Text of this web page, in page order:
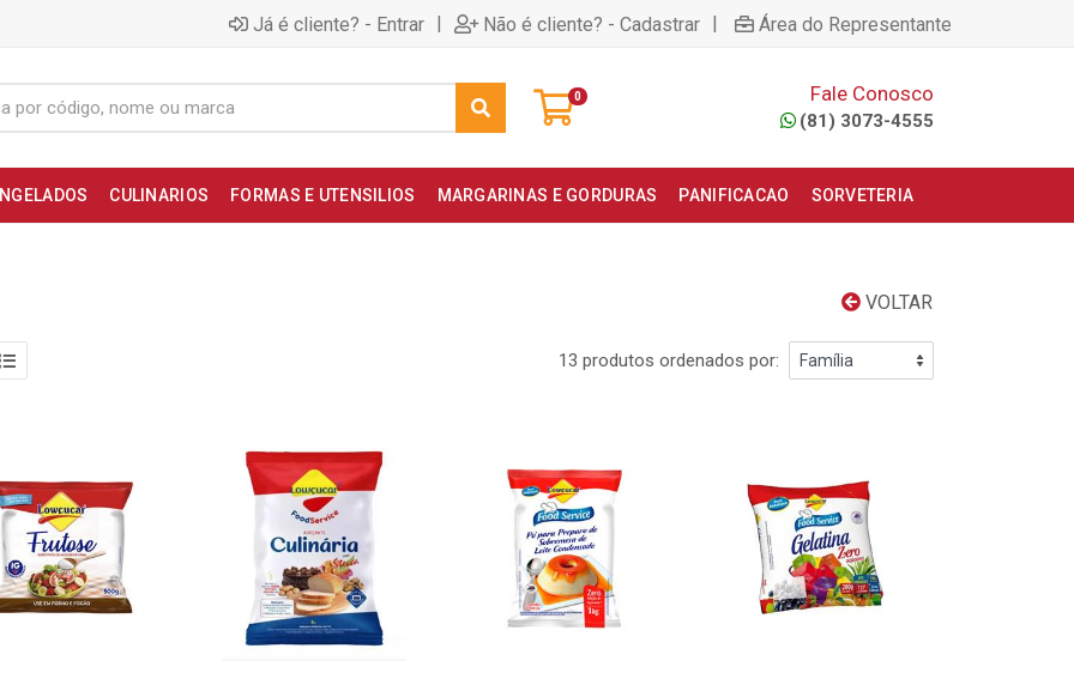
Já é cliente? - Entrar | Não é cliente? - Cadastrar | Área do Representante
0 Fale Conosco
(81) 3073-4555
CULINARIOS FORMAS E UTENSILIOS MARGARINAS E GORDURAS PANIFICACAO SORVETERIA
VOLTAR
13 produtos ordenados por: